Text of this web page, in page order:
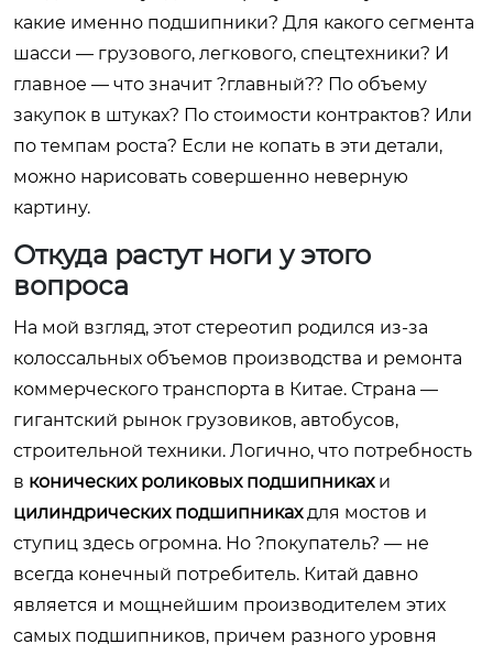
какие именно подшипники? Для какого сегмента
шасси — грузового, легкового, спецтехники? И
главное — что значит ?главный?? По объему
закупок в штуках? По стоимости контрактов? Или
по темпам роста? Если не копать в эти детали,
можно нарисовать совершенно неверную
картину.
Откуда растут ноги у этого
вопроса
На мой взгляд, этот стереотип родился из-за
колоссальных объемов производства и ремонта
коммерческого транспорта в Китае. Страна —
гигантский рынок грузовиков, автобусов,
строительной техники. Логично, что потребность
в конических роликовых подшипникахи
цилиндрических подшипникахдля мостов и
ступиц здесь огромна. Но ?покупатель? — не
всегда конечный потребитель. Китай давно
является и мощнейшим производителем этих
самых подшипников, причем разного уровня